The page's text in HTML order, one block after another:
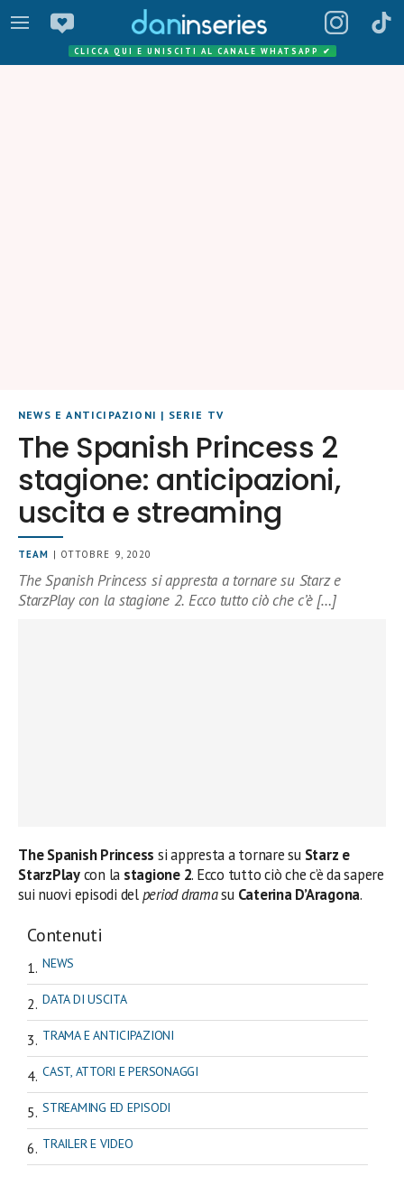
CLICCA QUI E UNISCITI AL CANALE WHATSAPP ✔
NEWS E ANTICIPAZIONI | SERIE TV
The Spanish Princess 2
stagione: anticipazioni,
uscita e streaming
TEAM | OTTOBRE 9, 2020
The Spanish Princess si appresta a tornare su Starz e
StarzPlay con la stagione 2. Ecco tutto ciò che c’è […]
The Spanish Princess si appresta a tornare su Starz e
StarzPlaycon la stagione 2. Ecco tutto ciò che c’è da sapere
sui nuovi episodi delperiod dramasu Caterina D’Aragona.
Contenuti
NEWS
DATA DI USCITA
TRAMA E ANTICIPAZIONI
CAST, ATTORI E PERSONAGGI
STREAMING ED EPISODI
TRAILER E VIDEO